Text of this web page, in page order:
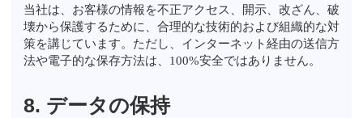
当社は、お客様の情報を不正アクセス、開示、改ざん、破
壊から保護するために、合理的な技術的および組織的な対
策を講じています。ただし、インターネット経由の送信方
法や電子的な保存方法は、100%安全ではありません。
8. データの保持